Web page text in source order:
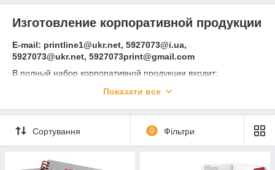
Изготовление корпоративной продукции
E-mail: printline1@ukr.net, 5927073@i.ua,
5927073@ukr.net, 5927073print@gmail.com
В полный набор корпоративной продукции входит:
печать блокнотов, печать на ручках, печать конвертов, печать
/Внимание! Цены на сайте могут отличаться от цены
как они могут меняться с изменением цен на расходные
Показати все
Сортування 0 Фільтри